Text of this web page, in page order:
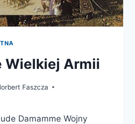
Wielkiej Armii
Faszcza
Damamme Wojny